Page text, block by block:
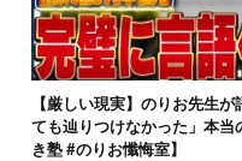
【厳しい現実】のりお先生
ても辿りつけなかった」本当
き塾 #のりお懺悔室】